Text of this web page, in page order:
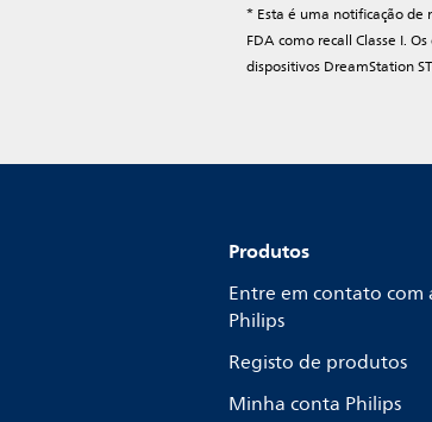
* Esta é uma notificação de
FDA como recall Classe I.
dispositivos DreamStation
Produtos
Entre em contato com
Philips
Registo de produtos
Minha conta Philips